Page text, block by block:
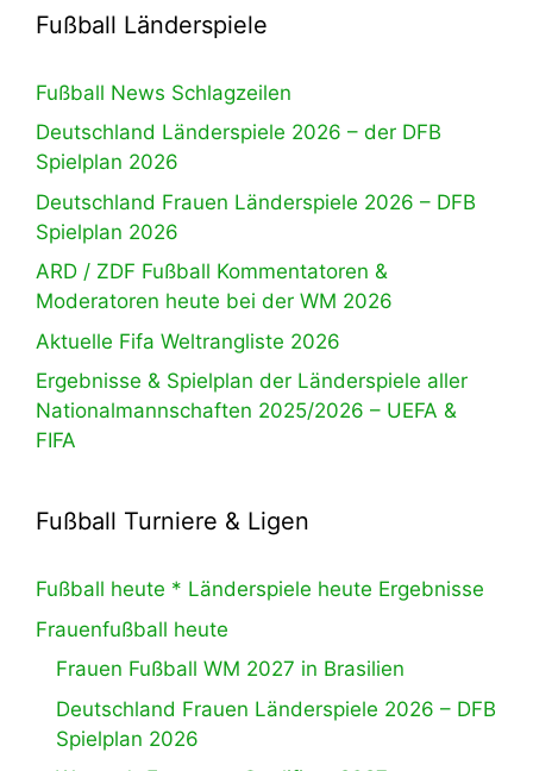
Fußball Länderspiele
Fußball News Schlagzeilen
Deutschland Länderspiele 2026 – der DFB
Spielplan 2026
Deutschland Frauen Länderspiele 2026 – DFB
Spielplan 2026
ARD / ZDF Fußball Kommentatoren &
Moderatoren heute bei der WM 2026
Aktuelle Fifa Weltrangliste 2026
Ergebnisse & Spielplan der Länderspiele aller
Nationalmannschaften 2025/2026 – UEFA &
FIFA
Fußball Turniere & Ligen
Fußball heute * Länderspiele heute Ergebnisse
Frauenfußball heute
Frauen Fußball WM 2027 in Brasilien
Deutschland Frauen Länderspiele 2026 – DFB
Spielplan 2026